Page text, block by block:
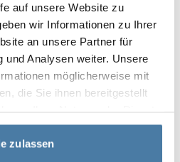
auf unsere Website zu
wir Informationen zu Ihrer
an unsere Partner für
und Analysen weiter. Unsere
möglicherweise mit
die Sie ihnen bereitgestellt
zulassen
av en elegant och felfri
styrka ligger i den industriella
med sin
imponera på de mest
hållbarhet med
ger den elegans
i utförandet.